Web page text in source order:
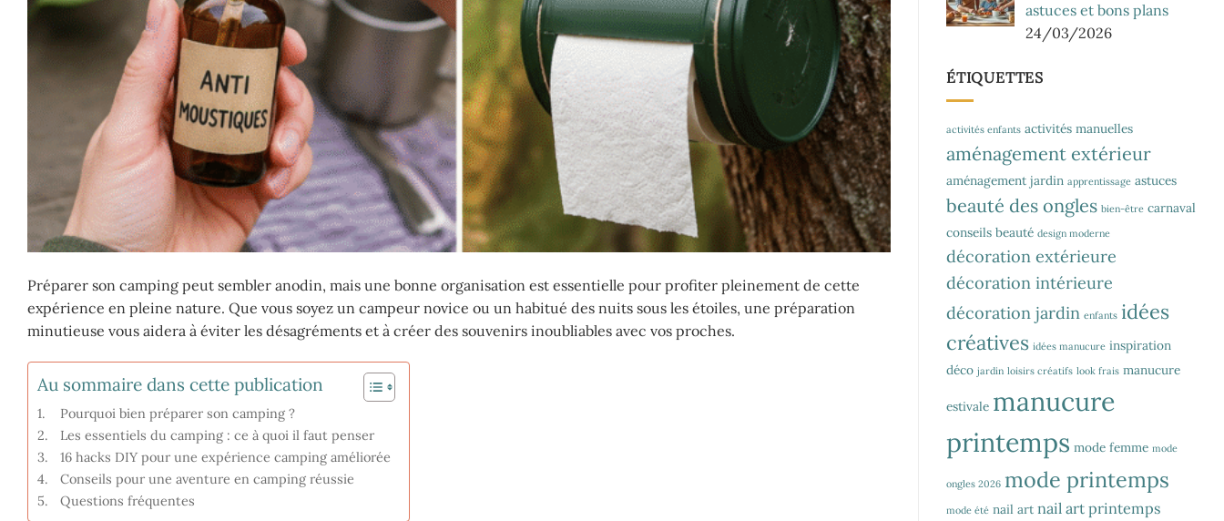
Préparer son camping peut sembler anodin, mais une bonne organisation est essentielle pour profiter pleinement de cette
expérience en pleine nature. Que vous soyez un campeur novice ou un habitué des nuits sous les étoiles, une préparation
minutieuse vous aidera à éviter les désagréments et à créer des souvenirs inoubliables avec vos proches.
Au sommaire dans cette publication
Pourquoi bien préparer son camping ?
Les essentiels du camping : ce à quoi il faut penser
16 hacks DIY pour une expérience camping améliorée
Conseils pour une aventure en camping réussie
Questions fréquentes
astuces et bons plans
24/03/2026
ÉTIQUETTES
activités enfants activités manuelles
aménagement extérieur
aménagement jardin apprentissage astuces
beauté des ongles bien-être carnaval
conseils beauté design moderne
décoration extérieure
décoration intérieure
décoration jardin enfants idées
créatives idées manucure inspiration
déco jardin loisirs créatifs look frais manucure
estivale manucure
printemps mode femme mode
ongles 2026 mode printemps
mode été nail art nail art printemps